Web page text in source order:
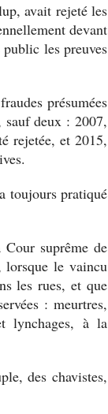
avait rejeté les
devant
les preuves
présumées
sauf deux : 2007,
rejetée, et 2015,
toujours pratiqué
suprême de
lorsque le vaincu
les rues, et que
: meurtres,
lynchages, à la
des chavistes,